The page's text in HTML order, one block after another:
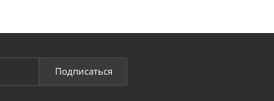
Подписаться